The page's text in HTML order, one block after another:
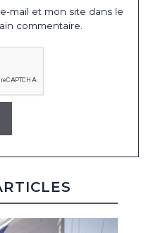
mail et mon site dans le
commentaire.